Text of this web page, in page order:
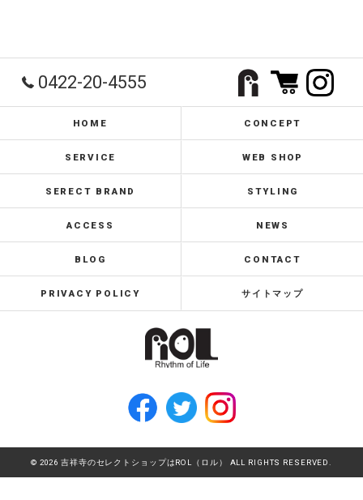
0422-20-4555
HOME CONCEPT
SERVICE WEB SHOP
SERECT BRAND STYLING
ACCESS NEWS
BLOG CONTACT
PRIVACY POLICY サイトマップ
© 2026 吉祥寺のセレクトショップはROL（ロル） ALL RIGHTS RESERVED.